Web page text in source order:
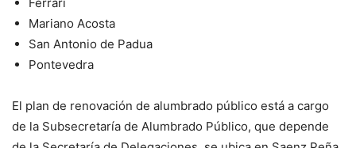
Mariano Acosta
San Antonio de Padua
Pontevedra
El plan de renovación de alumbrado público está a cargo
de la Subsecretaría de Alumbrado Público, que depende